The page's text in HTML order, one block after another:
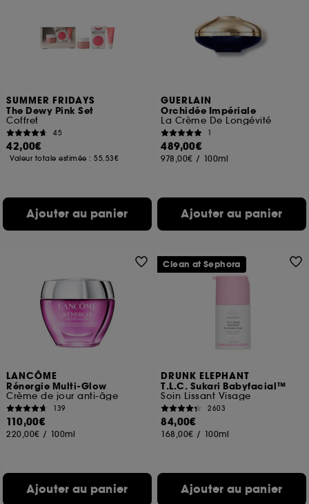
SUMMER FRIDAYS
The Dewy Pink Set
Coffret
45
42,00€
Valeur totale estimée :55,53€
Ajouter au panier
GUERLAIN
Orchidée Impériale
La Crème De Longévité
1
489,00€
978,00€ / 100ml
Ajouter au panier
LANCÔME
Rénergie Multi-Glow
Crème de jour anti-âge
139
110,00€
220,00€ / 100ml
Ajouter au panier
DRUNK ELEPHANT
T.L.C. Sukari Babyfacial™
Soin Lissant Visage
2603
84,00€
168,00€ / 100ml
Ajouter au panier
Clean at Sephora